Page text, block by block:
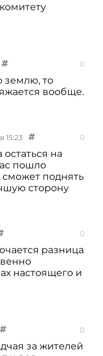
0
землю, то
вообще.
15:23 0
на
пошло
сможет поднять
сторону
0
разница
настоящего и
0
за жителей